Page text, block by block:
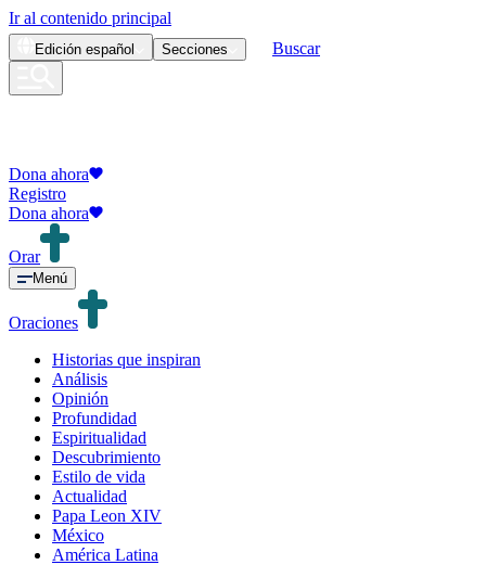
Ir al contenido principal
Edición español Secciones Buscar
Dona ahora
Registro
Dona ahora
Orar
Menú
Oraciones
Historias que inspiran
Análisis
Opinión
Profundidad
Espiritualidad
Descubrimiento
Estilo de vida
Actualidad
Papa Leon XIV
México
América Latina